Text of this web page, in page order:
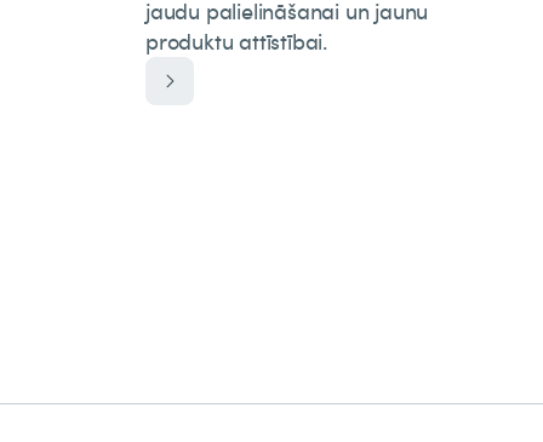
jaudu palielināšanai un jaunu
produktu attīstībai.